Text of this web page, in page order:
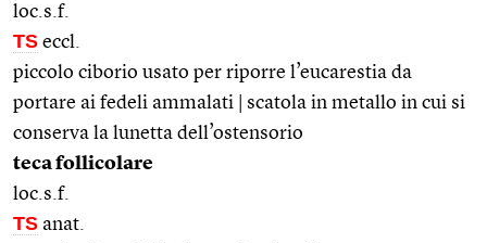
loc.s.f.
TS eccl.
piccolo ciborio usato per riporre l’eucarestia da
portare ai fedeli ammalati | scatola in metallo in cui si
conserva la lunetta dell’ostensorio
teca follicolare
loc.s.f.
TS anat.